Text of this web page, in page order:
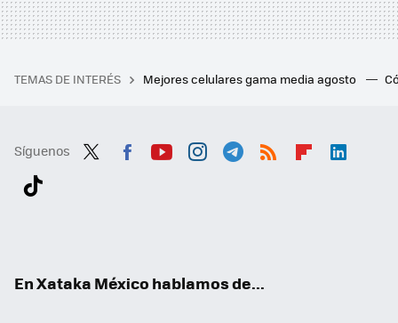
TEMAS DE INTERÉS Mejores celulares gama media agosto
Síguenos
En Xataka México hablamos de...